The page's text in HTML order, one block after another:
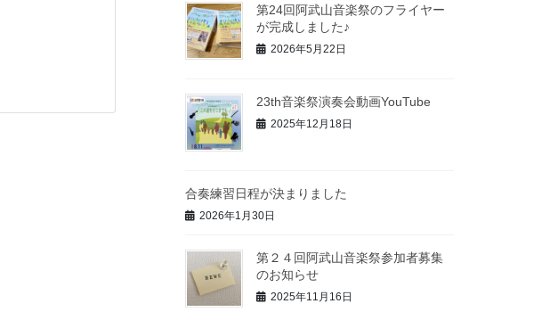
第24回阿武山音楽祭のフライヤー
が完成しました♪
2026年5月22日
23th音楽祭演奏会動画YouTube
2025年12月18日
合奏練習日程が決まりました
2026年1月30日
第２４回阿武山音楽祭参加者募集
のお知らせ
2025年11月16日